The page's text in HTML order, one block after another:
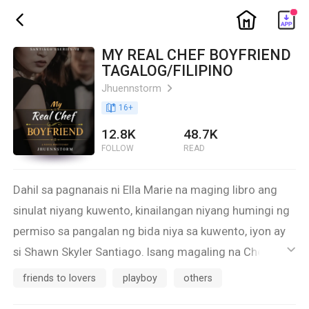
ic_back ic_home
MY REAL CHEF BOYFRIEND
TAGALOG/FILIPINO
Jhuennstorm ic_arrow_right
book_age 16+
12.8K
FOLLOW
48.7K
READ
Dahil sa pagnanais ni Ella Marie na maging libro ang
sinulat niyang kuwento, kinailangan niyang humingi ng
permiso sa pangalan ng bida niya sa kuwento, iyon ay
si Shawn Skyler Santiago. Isang magaling na Chef,
Matalino, guwapo. Ngunit upang pumayag si Shawn
ic_default
friends to lovers playboy others